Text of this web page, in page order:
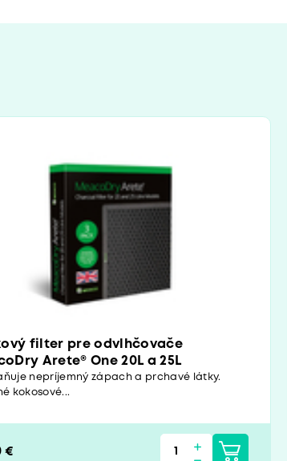
filter pre odvlhčovače
Arete® One 20L a 25L
nepríjemný zápach a prchavé látky.
kokosové...
€